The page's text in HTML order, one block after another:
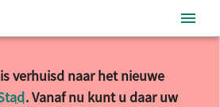
verhuisd naar het nieuwe
. Vanaf nu kunt u daar uw